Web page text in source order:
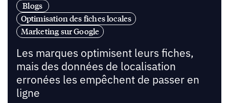
Blogs
Optimisation des fiches locales
Marketing sur Google
Les marques optimisent leurs fiches,
mais des données de localisation
erronées les empêchent de passer en
ligne